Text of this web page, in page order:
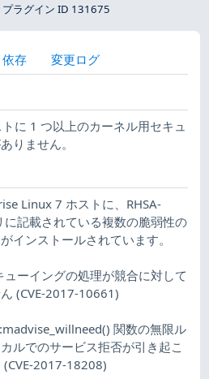
プラグイン ID 131675
依存 変更ログ
に 1 つ以上のカーネル用セキュ
りません。
Linux 7 ホストに、RHSA-
記載されている複数の脆弱性の
インストールされています。
ーイングの処理が競合に対して
(CVE-2017-10661)
関数の無限ル
ルでのサービス拒否が引き起こ
2017-18208)